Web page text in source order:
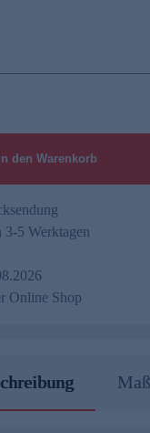
In den Warenkorb
5 Werktagen
Online Shop